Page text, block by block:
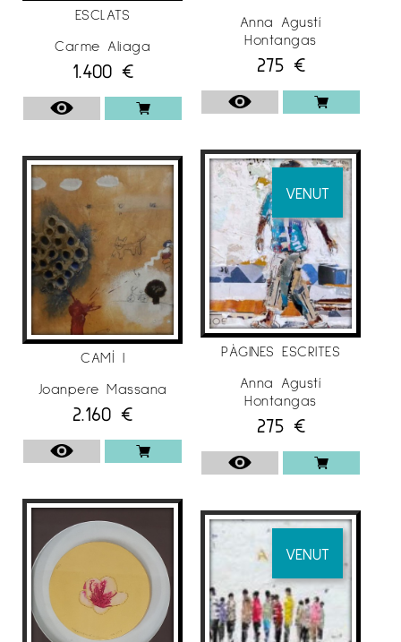
ESCLATS
Carme Aliaga
1.400 €
CAMÍ I
Joanpere Massana
2.160 €
Anna Agustí
Hontangas
275 €
VENUT
PÀGINES ESCRITES
Anna Agustí
Hontangas
275 €
VENUT